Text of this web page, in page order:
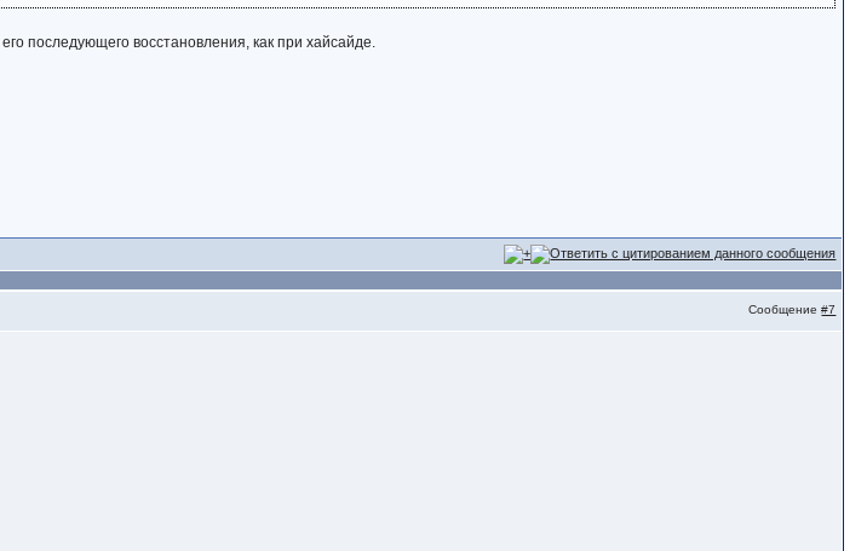
последующего восстановления, как при хайсайде.
Сообщение#7